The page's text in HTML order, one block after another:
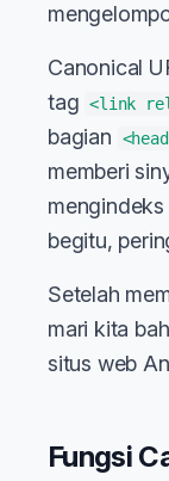
Canonical
tag <link
bagian
memberi
begitu,
Setelah
mari kita
situs web
Fungsi